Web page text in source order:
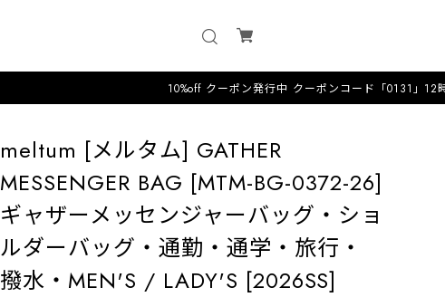
10%off クーポン発行中 クーポンコード「0131」12時までのオ
meltum [メルタム] GATHER
MESSENGER BAG [MTM-BG-0372-26]
ギャザーメッセンジャーバッグ・ショ
ルダーバッグ・通勤・通学・旅行・
撥水・MEN'S / LADY'S [2026SS]